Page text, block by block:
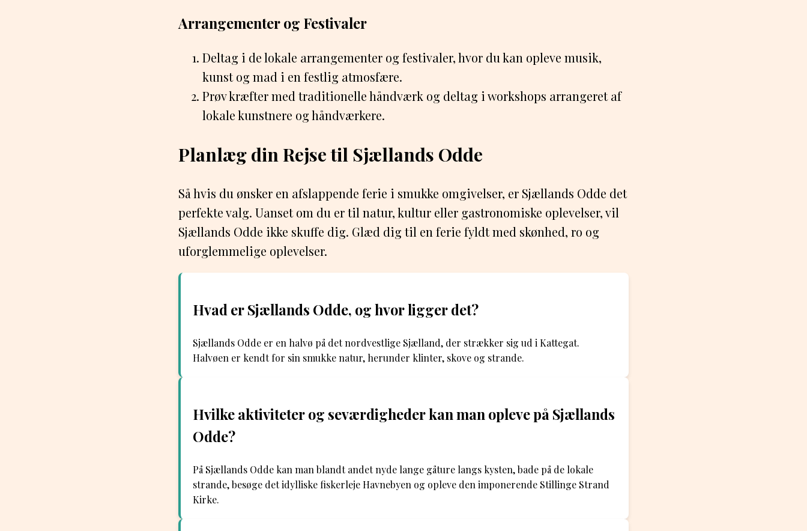
Arrangementer og Festivaler
Deltag i de lokale arrangementer og festivaler, hvor du kan opleve musik,
kunst og mad i en festlig atmosfære.
Prøv kræfter med traditionelle håndværk og deltag i workshops arrangeret af
lokale kunstnere og håndværkere.
Planlæg din Rejse til Sjællands Odde
Så hvis du ønsker en afslappende ferie i smukke omgivelser, er Sjællands Odde det
perfekte valg. Uanset om du er til natur, kultur eller gastronomiske oplevelser, vil
Sjællands Odde ikke skuffe dig. Glæd dig til en ferie fyldt med skønhed, ro og
uforglemmelige oplevelser.
Hvad er Sjællands Odde, og hvor ligger det?
Sjællands Odde er en halvø på det nordvestlige Sjælland, der strækker sig ud i Kattegat.
Halvøen er kendt for sin smukke natur, herunder klinter, skove og strande.
Hvilke aktiviteter og seværdigheder kan man opleve på Sjællands
Odde?
På Sjællands Odde kan man blandt andet nyde lange gåture langs kysten, bade på de lokale
strande, besøge det idylliske fiskerleje Havnebyen og opleve den imponerende Stillinge Strand
Kirke.